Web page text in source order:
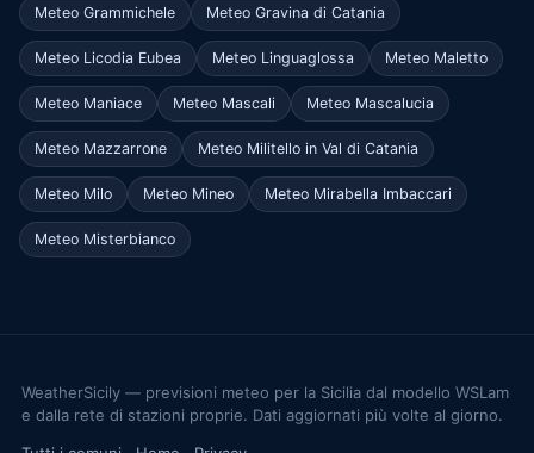
Meteo Grammichele Meteo Gravina di Catania
Meteo Licodia Eubea Meteo Linguaglossa Meteo Maletto
Meteo Maniace Meteo Mascali Meteo Mascalucia
Meteo Mazzarrone Meteo Militello in Val di Catania
Meteo Milo Meteo Mineo Meteo Mirabella Imbaccari
Meteo Misterbianco
WeatherSicily — previsioni meteo per la Sicilia dal modello WSLam
e dalla rete di stazioni proprie. Dati aggiornati più volte al giorno.